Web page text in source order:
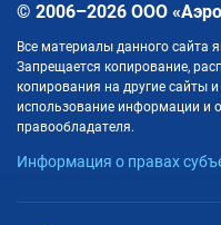
© 2006–2026 ООО
Все материалы данного сайта
Запрещается копирование,
копирования на другие сайты
использование информации и
правообладателя.
Информация о правах